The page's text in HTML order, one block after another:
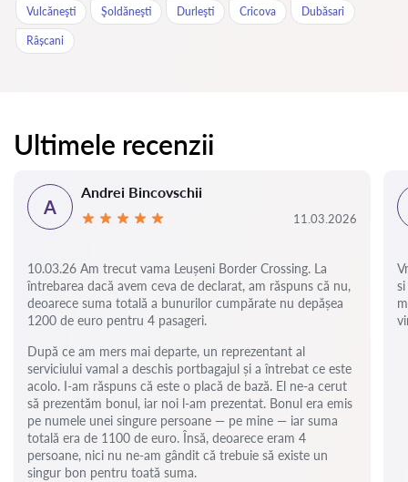
Vulcăneşti Şoldăneşti Durleşti Cricova Dubăsari
Râșcani
Ultimele recenzii
A
Andrei Bincovschii
11.03.2026
10.03.26 Am trecut vama Leușeni Border Crossing. La
întrebarea dacă avem ceva de declarat, am răspuns că nu,
deoarece suma totală a bunurilor cumpărate nu depășea
1200 de euro pentru 4 pasageri.
După ce am mers mai departe, un reprezentant al
serviciului vamal a deschis portbagajul și a întrebat ce este
acolo. I-am răspuns că este o placă de bază. El ne-a cerut
să prezentăm bonul, iar noi l-am prezentat. Bonul era emis
pe numele unei singure persoane — pe mine — iar suma
totală era de 1100 de euro. Însă, deoarece eram 4
persoane, nici nu ne-am gândit că trebuie să existe un
singur bon pentru toată suma.